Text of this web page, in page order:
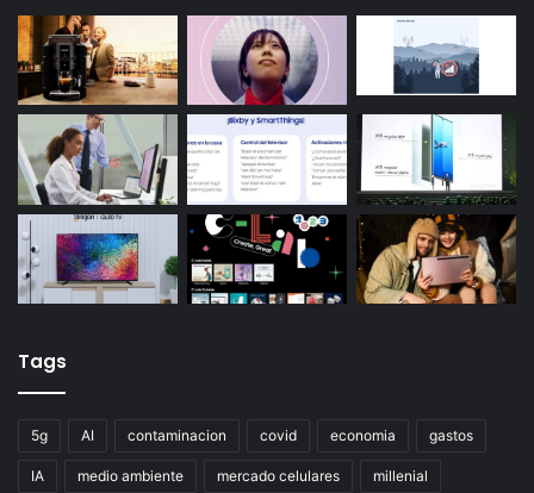
Tags
5g AI contaminacion covid economia gastos
IA medio ambiente mercado celulares millenial